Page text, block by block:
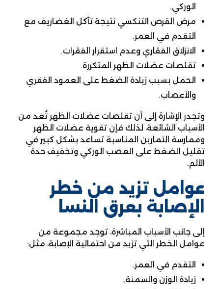
الوركي.
مرض القرص التنكسي نتيجة تآكل الغضاريف مع
التقدم في العمر.
الانزلاق الفقاري وعدم استقرار الفقرات.
تقلصات عضلات الظهر المتكررة.
الحمل بسبب زيادة الضغط على العمود الفقري
والأعصاب.
وتجدر الإشارة إلى أن تقلصات عضلات الظهر تُعد من
الأسباب الشائعة، لذلك فإن تقوية عضلات الظهر
وممارسة التمارين المناسبة تساعد بشكل كبير في
تقليل الضغط على العصب الوركي وتخفيف حدة
الألم.
عوامل تزيد من خطر
الإصابة بعرق النسا
إلى جانب الأسباب المباشرة، توجد مجموعة من
عوامل الخطر التي تزيد من احتمالية الإصابة، مثل:
التقدم في العمر.
زيادة الوزن والسمنة.